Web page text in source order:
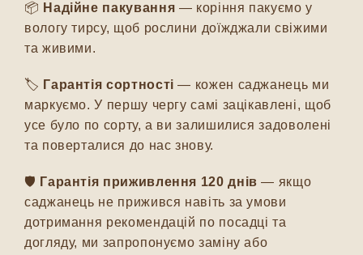
📦 Надійне пакування — коріння пакуємо у
вологу тирсу, щоб рослини доїжджали свіжими
та живими.
🏷️ Гарантія сортності — кожен саджанець ми
маркуємо. У першу чергу самі зацікавлені, щоб
усе було по сорту, а ви залишилися задоволені
та поверталися до нас знову.
🛡️ Гарантія приживлення 120 днів — якщо
саджанець не прижився навіть за умови
дотримання рекомендацій по посадці та
догляду, ми запропонуємо заміну або